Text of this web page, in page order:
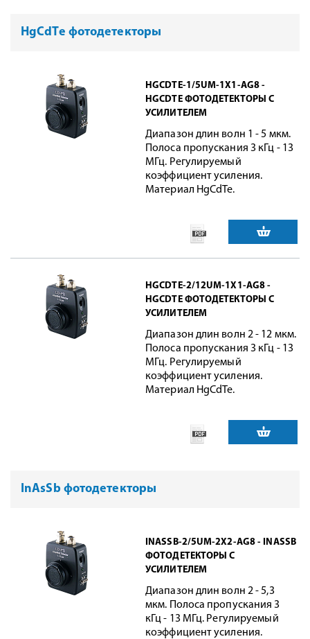
HgCdTe фотодетекторы
HGCDTE-1/5UM-1X1-AG8 -
HGCDTE ФОТОДЕТЕКТОРЫ С
УСИЛИТЕЛЕМ
Диапазон длин волн 1 - 5 мкм.
Полоса пропускания 3 кГц - 13
МГц. Регулируемый
коэффициент усиления.
Материал HgCdTe.
HGCDTE-2/12UM-1X1-AG8 -
HGCDTE ФОТОДЕТЕКТОРЫ С
УСИЛИТЕЛЕМ
Диапазон длин волн 2 - 12 мкм.
Полоса пропускания 3 кГц - 13
МГц. Регулируемый
коэффициент усиления.
Материал HgCdTe.
InAsSb фотодетекторы
INASSB-2/5UM-2X2-AG8 - INASSB
ФОТОДЕТЕКТОРЫ С
УСИЛИТЕЛЕМ
Диапазон длин волн 2 - 5,3
мкм. Полоса пропускания 3
кГц - 13 МГц. Регулируемый
коэффициент усиления.